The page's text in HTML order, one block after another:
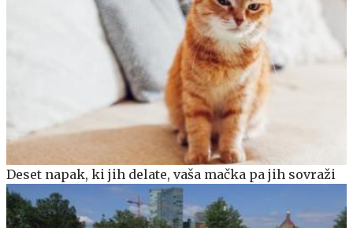
Deset napak, ki jih delate, vaša mačka pa jih sovraži